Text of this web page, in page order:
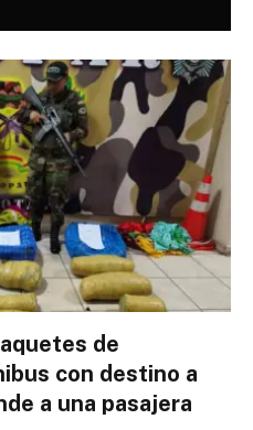
de
con destino a
a una pasajera